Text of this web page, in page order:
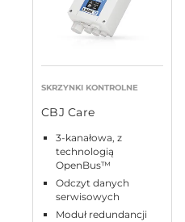
SKRZYNKI KONTROLNE
CBJ Care
3-kanałowa, z
technologią
OpenBus™
Odczyt danych
serwisowych
Moduł redundancji